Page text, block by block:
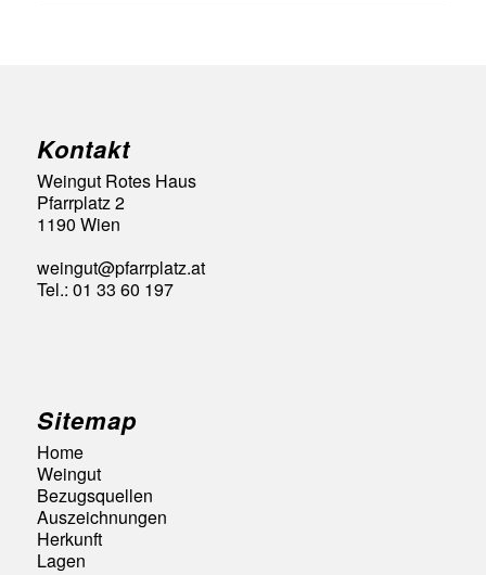
Kontakt
Weingut Rotes Haus
Pfarrplatz 2
1190 Wien
weingut@pfarrplatz.at
Tel.: 01 33 60 197
Sitemap
Home
Weingut
Bezugsquellen
Auszeichnungen
Herkunft
Lagen